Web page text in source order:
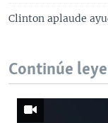
Clinton aplaude
Continúe